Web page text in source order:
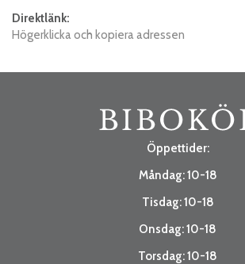
Direktlänk:
Högerklicka och kopiera adressen
Öppettider:
Måndag: 10-18
Tisdag: 10-18
Onsdag: 10-18
Torsdag: 10-18